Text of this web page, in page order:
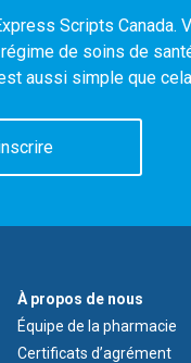
Scripts Canada.
de soins de
aussi simple que
À
propos
de
nous
À propos de nous
Équipe de la pharmacie
Certificats d’agrément